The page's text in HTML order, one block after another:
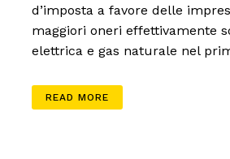
d’imposta a favore delle
maggiori oneri effettivamente
elettrica e gas naturale nel
READ MORE